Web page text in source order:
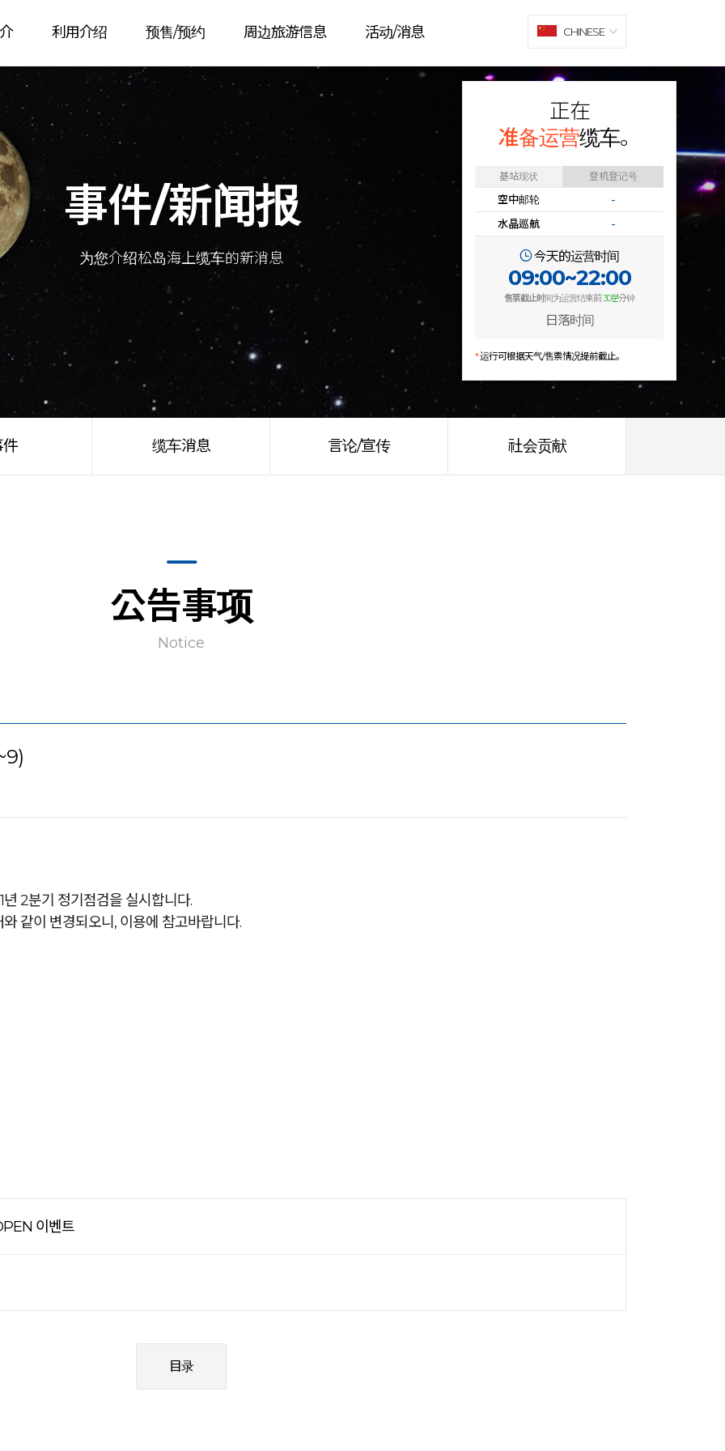
正在
准备运营缆车。
基站现状 登机登记号
空中邮轮
-
水晶巡航
-
今天的运营时间
09:00~22:00
售票截止时间为运营结束前30분分钟
日落时间
*运行可根据天气/售票情况提前截止。
利用介绍 预售/预约 周边旅游信息 活动/消息 CHINESE
事件/新闻报
为您介绍松岛海上缆车的新消息
缆车消息 言论/宣传 社会贡献
公告事项
Notice
2분기 정기점검을 실시합니다.
같이 변경되오니, 이용에 참고바랍니다.
이벤트
目录